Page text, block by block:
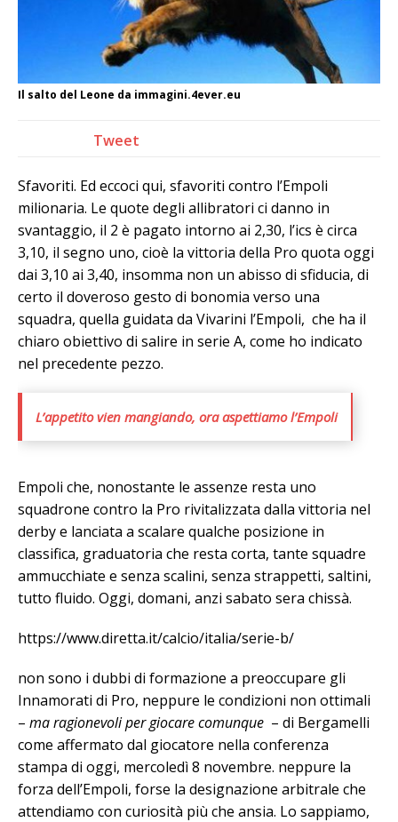
Il salto del Leone da immagini.4ever.eu
Tweet
Sfavoriti. Ed eccoci qui, sfavoriti contro l’Empoli
milionaria. Le quote degli allibratori ci danno in
svantaggio, il 2 è pagato intorno ai 2,30, l’ics è circa
3,10, il segno uno, cioè la vittoria della Pro quota oggi
dai 3,10 ai 3,40, insomma non un abisso di sfiducia, di
certo il doveroso gesto di bonomia verso una
squadra, quella guidata da Vivarini l’Empoli, che ha il
chiaro obiettivo di salire in serie A, come ho indicato
nel precedente pezzo.
L’appetito vien mangiando, ora aspettiamo l’Empoli
Empoli che, nonostante le assenze resta uno
squadrone contro la Pro rivitalizzata dalla vittoria nel
derby e lanciata a scalare qualche posizione in
classifica, graduatoria che resta corta, tante squadre
ammucchiate e senza scalini, senza strappetti, saltini,
tutto fluido. Oggi, domani, anzi sabato sera chissà.
https://www.diretta.it/calcio/italia/serie-b/
non sono i dubbi di formazione a preoccupare gli
Innamorati di Pro, neppure le condizioni non ottimali
– ma ragionevoli per giocare comunque – di Bergamelli
come affermato dal giocatore nella conferenza
stampa di oggi, mercoledì 8 novembre. neppure la
forza dell’Empoli, forse la designazione arbitrale che
attendiamo con curiosità più che ansia. Lo sappiamo,